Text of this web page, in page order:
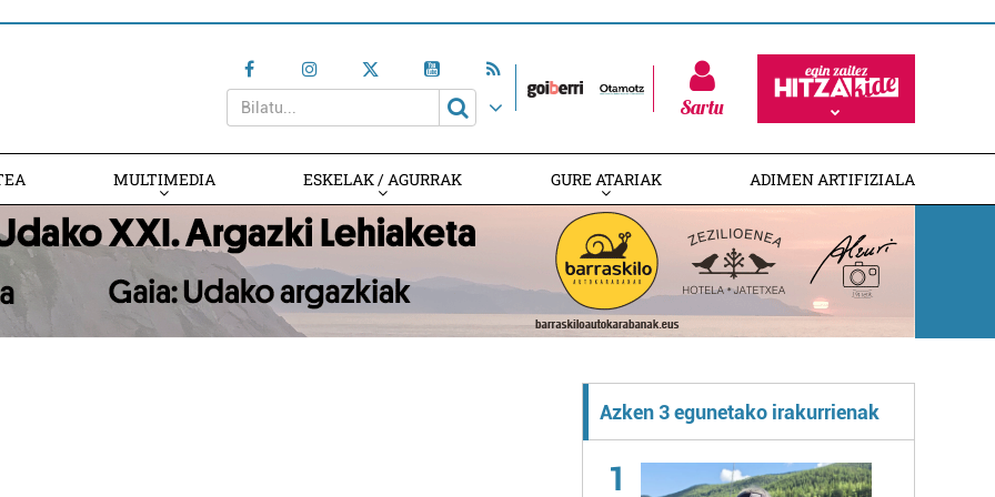
Sartu
MULTIMEDIA ESKELAK / AGURRAK GURE ATARIAK ADIMEN ARTIFIZIALA
Azken 3 egunetako irakurrienak
1